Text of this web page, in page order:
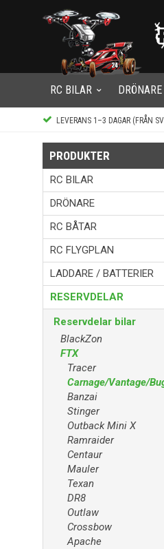
RC BILAR DRÖNARE
LEVERANS 1–3 DAGAR (FRÅN
PRODUKTER
RC BILAR
DRÖNARE
RC BÅTAR
RC FLYGPLAN
LADDARE / BATTERIER
RESERVDELAR
Reservdelar bilar
BlackZon
FTX
Tracer
Carnage/Vantage/
Banzai
Stinger
Outback Mini X
Ramraider
Centaur
Mauler
Texan
DR8
Outlaw
Crossbow
Apache